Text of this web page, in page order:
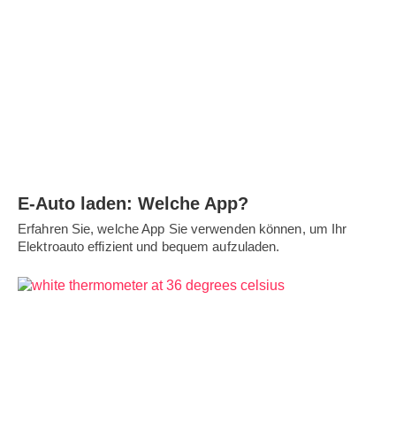
E-Auto laden: Welche App?
Erfahren Sie, welche App Sie verwenden können, um Ihr
Elektroauto effizient und bequem aufzuladen.